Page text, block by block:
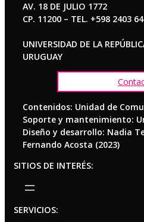
AV. 18 DE JULIO 1772
CP. 11200 – TEL. +598 2403
UNIVERSIDAD DE LA
URUGUAY
Contenidos: Unidad de
Soporte y mantenimiento:
Diseño y desarrollo: Nadia
Fernando Acosta (2023)
SITIOS DE INTERÉS:
SERVICIOS: